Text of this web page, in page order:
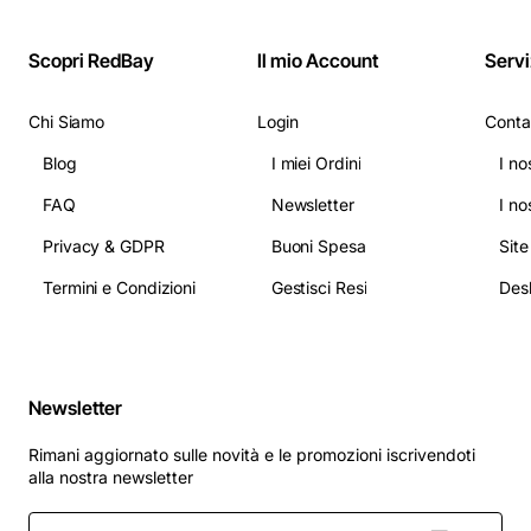
Scopri RedBay
Chi Siamo
Blog
FAQ
Privacy & GDPR
Termini e Condizioni
Il mio Account
Login
I miei Ordini
Newsletter
Buoni Spesa
Gestisci Resi
I
I
Newsletter
Rimani aggiornato sulle novità e le promozioni iscrivendoti
alla nostra newsletter
Inserisci